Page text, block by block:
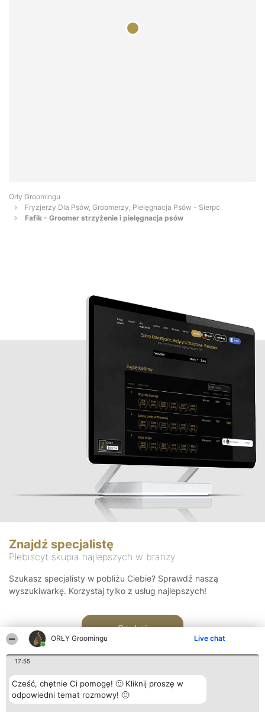
ORŁY Groomingu Live chat
17:55
Cześć, chętnie Ci pomogę! 🙂 Kliknij proszę w
odpowiedni temat rozmowy! 🙂
Orły Groomingu
Fryzjerzy Dla Psów, Groomerzy, Pielęgnacja Psów - Sierpc
Fafik - Groomer strzyżenie i pielęgnacja psów
Znajdź specjalistę
Plebiscyt skupia najlepszych w branży
Szukasz specjalisty w pobliżu Ciebie? Sprawdź naszą
wyszukiwarkę. Korzystaj tylko z usług najlepszych!
Szukaj